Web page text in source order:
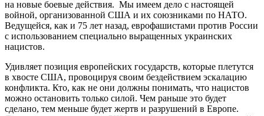
на новые боевые действия. Мы имеем дело с настоящей
войной, организованной США и их союзниками по НАТО.
Ведущейся, как и 75 лет назад, еврофашистами против России
с использованием специально выращенных украинских
нацистов.
Удивляет позиция европейских государств, которые плетутся
в хвосте США, провоцируя своим бездействием эскалацию
конфликта. Кто, как не они должны понимать, что нацистов
можно остановить только силой. Чем раньше это будет
сделано, тем меньше будет жертв и разрушений в Европе.